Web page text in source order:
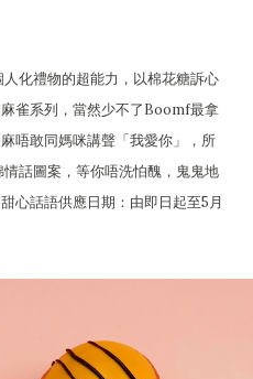
化禮物的超能力，以棉花糖訴心
雀系列，當然少不了Boomf最拿
唔敢同媽咪講聲「我愛你」，所
話圖案，等你唔洗怕醜，鬼鬼地
心話語供應日期：由即日起至5月